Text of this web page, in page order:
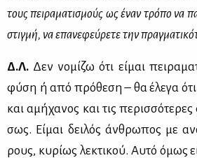
τους πει­ρα­μα­τι­σμούς ως έναν τρό­πο να
στιγ­μή, να επα­νε­φεύ­ρε­τε την
Δ.Λ. Δεν νο­μί­ζω ότι εί­μαι
φύ­ση ή από πρό­θε­ση – θα έλε­γα ότι
και αμή­χα­νος και τις
σως. Εί­μαι δει­λός άν­θρω­πος με
ρους, κυ­ρί­ως λε­κτι­κού. Αυ­τό όμως